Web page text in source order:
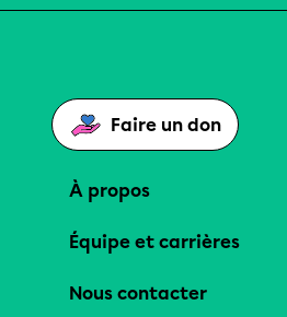
Faire un don
À propos
Équipe et carrières
Nous contacter